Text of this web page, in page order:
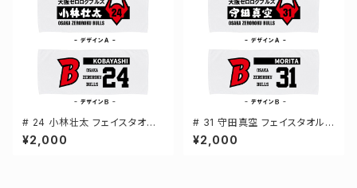
# 24 小林壮太 フェイスタオル
選手還元 2デザイン FT0144
¥2,000
# 31 守田真空 フェイスタオル
選手還元 2デザイン FT0144
¥2,000